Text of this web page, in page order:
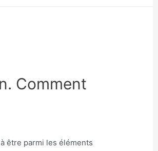
Comment
être parmi les éléments